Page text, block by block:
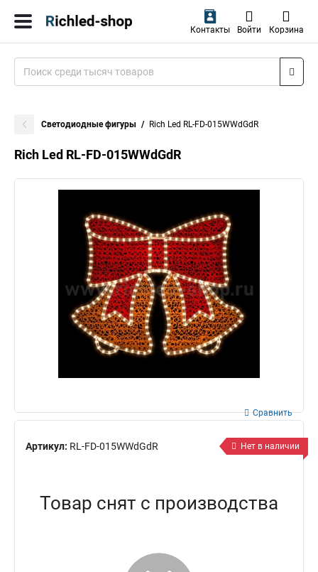
Контакты Войти Корзина
Светодиодные фигуры Rich Led RL-FD-015WWdGdR
Rich Led RL-FD-015WWdGdR
Артикул: RL-FD-015WWdGdR
Сравнить
Нет в наличии
Товар снят с производства